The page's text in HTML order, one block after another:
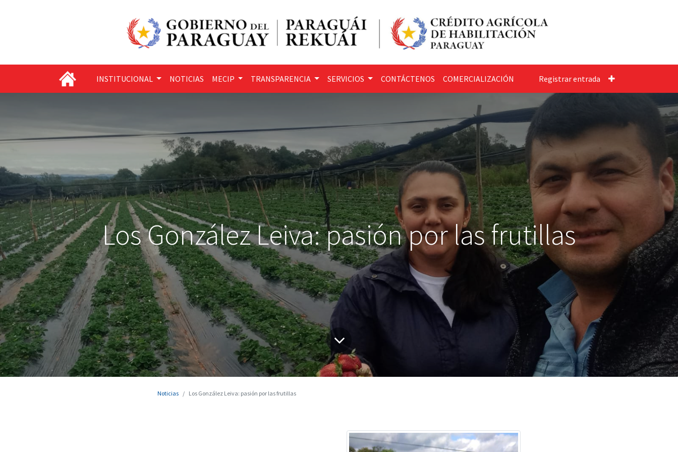
INSTITUCIONAL NOTICIAS MECIP TRANSPARENCIA SERVICIOS CONTÁCTENOS COMERCIALIZACIÓN Registrar entrada
Los González Leiva: pasión por las frutillas
Noticias Los González Leiva: pasión por las frutillas